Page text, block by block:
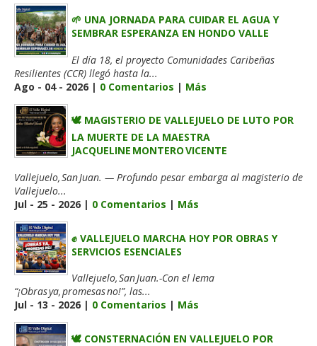
🌱 UNA JORNADA PARA CUIDAR EL AGUA Y
SEMBRAR ESPERANZA EN HONDO VALLE
El día 18, el proyecto Comunidades Caribeñas
Resilientes (CCR) llegó hasta la...
Ago - 04 - 2026 | 0 Comentarios | Más
🕊️ MAGISTERIO DE VALLEJUELO DE LUTO POR
LA MUERTE DE LA MAESTRA
JACQUELINE MONTERO VICENTE
Vallejuelo, San Juan. — Profundo pesar embarga al magisterio de
Vallejuelo...
Jul - 25 - 2026 | 0 Comentarios | Más
✊ VALLEJUELO MARCHA HOY POR OBRAS Y
SERVICIOS ESENCIALES
Vallejuelo, San Juan.-Con el lema
“¡Obras ya, promesas no!”, las...
Jul - 13 - 2026 | 0 Comentarios | Más
🕊️ CONSTERNACIÓN EN VALLEJUELO POR